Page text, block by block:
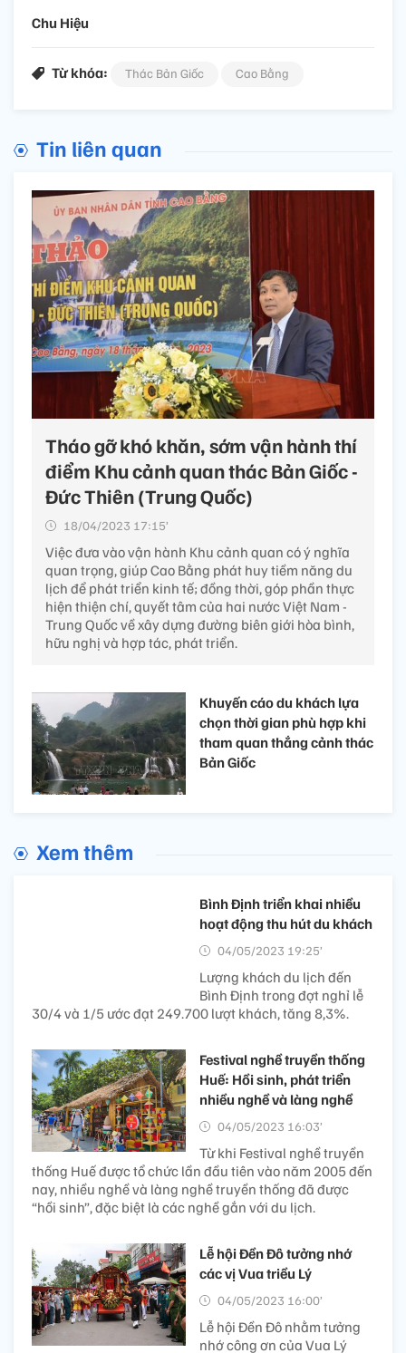
Chu Hiệu
Từ khóa: Thác Bản Giốc Cao Bằng
Tin liên quan
Tháo gỡ khó khăn, sớm vận hành thí
điểm Khu cảnh quan thác Bản Giốc -
Đức Thiên (Trung Quốc)
18/04/2023 17:15’
Việc đưa vào vận hành Khu cảnh quan có ý nghĩa
quan trọng, giúp Cao Bằng phát huy tiềm năng du
lịch để phát triển kinh tế; đồng thời, góp phần thực
hiện thiện chí, quyết tâm của hai nước Việt Nam -
Trung Quốc về xây dựng đường biên giới hòa bình,
hữu nghị và hợp tác, phát triển.
Khuyến cáo du khách lựa
chọn thời gian phù hợp khi
tham quan thắng cảnh thác
Bản Giốc
Xem thêm
Bình Định triển khai nhiều
hoạt động thu hút du khách
04/05/2023 19:25’
Lượng khách du lịch đến
Bình Định trong đợt nghỉ lễ
30/4 và 1/5 ước đạt 249.700 lượt khách, tăng 8,3%.
Festival nghề truyền thống
Huế: Hồi sinh, phát triển
nhiều nghề và làng nghề
04/05/2023 16:03’
Từ khi Festival nghề truyền
thống Huế được tổ chức lần đầu tiên vào năm 2005 đến
nay, nhiều nghề và làng nghề truyền thống đã được
“hồi sinh”, đặc biệt là các nghề gắn với du lịch.
Lễ hội Đền Đô tưởng nhớ
các vị Vua triều Lý
04/05/2023 16:00’
Lễ hội Đền Đô nhằm tưởng
nhớ công ơn của Vua Lý